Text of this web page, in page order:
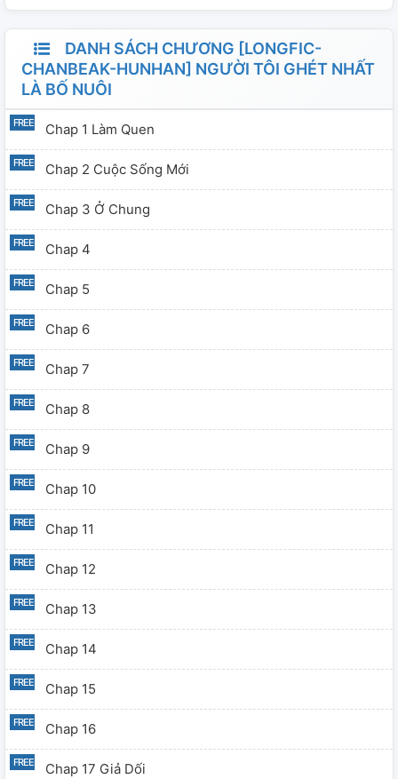
DANH SÁCH CHƯƠNG [LONGFIC-
CHANBEAK-HUNHAN] NGƯỜI TÔI GHÉT NHẤT
LÀ BỐ NUÔI
Chap 1 Làm Quen
Chap 2 Cuộc Sống Mới
Chap 3 Ở Chung
Chap 4
Chap 5
Chap 6
Chap 7
Chap 8
Chap 9
Chap 10
Chap 11
Chap 12
Chap 13
Chap 14
Chap 15
Chap 16
Chap 17 Giả Dối